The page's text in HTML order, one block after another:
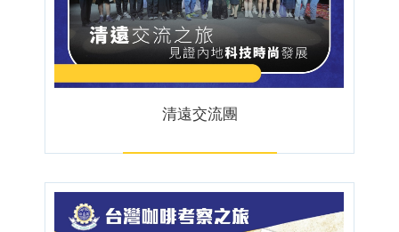
清遠交流團